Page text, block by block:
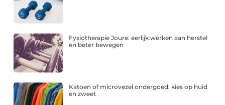
Fysiotherapie Joure: eerlijk werken aan herstel
en beter bewegen
Katoen of microvezel ondergoed: kies op huid
en zweet